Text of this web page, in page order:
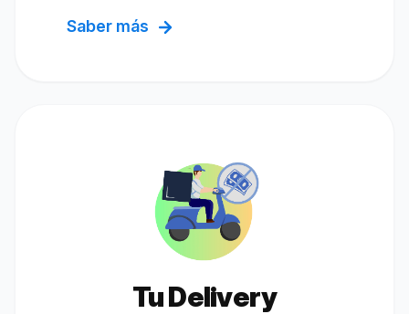
Saber más
Tu Delivery